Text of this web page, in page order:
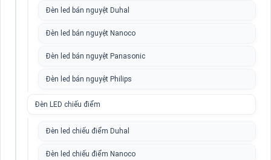
Đèn led bán nguyệt Duhal
Đèn led bán nguyệt Nanoco
Đèn led bán nguyệt Panasonic
Đèn led bán nguyệt Philips
Đèn LED chiếu điểm
Đèn led chiếu điểm Duhal
Đèn led chiếu điểm Nanoco